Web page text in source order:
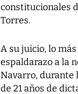
constitucionales
Torres.
A su juicio, lo
espaldarazo a la
Navarro, durante
de 21 años de